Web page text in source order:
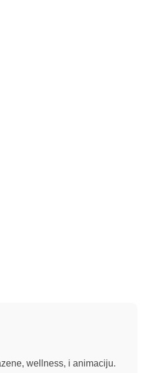
wellness, i animaciju.